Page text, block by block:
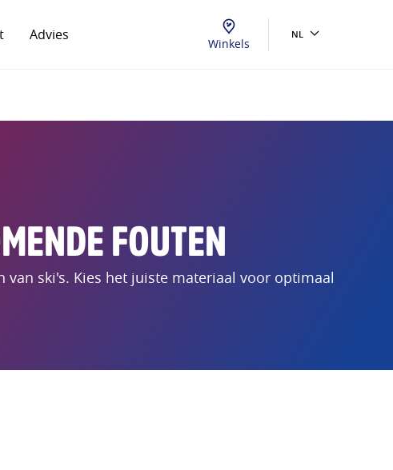
Advies Winkels
NL
FOUTEN
ski's. Kies het juiste materiaal voor optimaal